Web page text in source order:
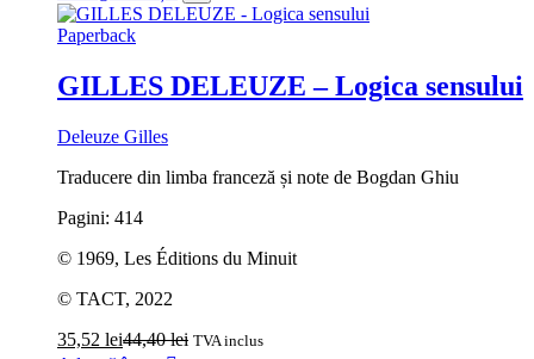
Paperback
GILLES DELEUZE – Logica sensului
Deleuze Gilles
Traducere din limba franceză și note de Bogdan Ghiu
Pagini: 414
© 1969, Les Éditions du Minuit
© TACT, 2022
35,52 lei44,40lei TVA inclus